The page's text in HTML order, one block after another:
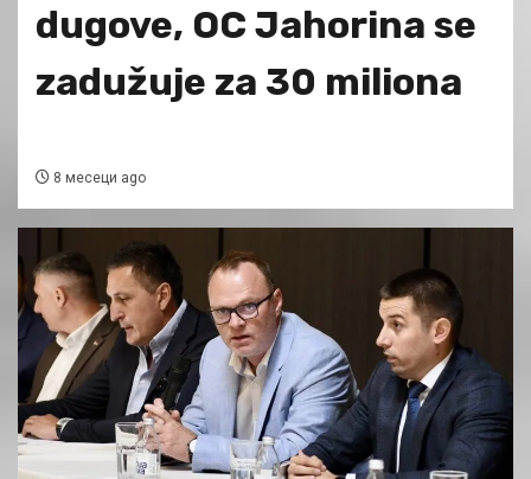
dugove, OC Jahorina se
zadužuje za 30 miliona
8 месеци ago